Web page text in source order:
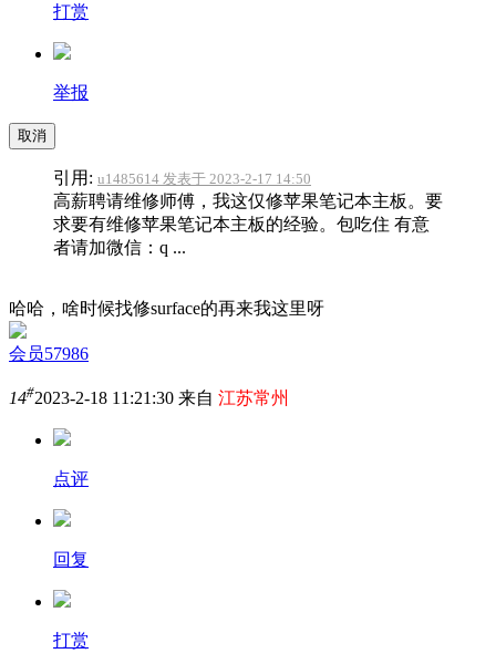
打赏
举报
取消
引用: u1485614 发表于 2023-2-17 14:50
高薪聘请维修师傅，我这仅修苹果笔记本主板。要
求要有维修苹果笔记本主板的经验。包吃住 有意
者请加微信：q ...
哈哈，啥时候找修surface的再来我这里呀
会员57986
14#2023-2-18 11:21:30 来自 江苏常州
点评
回复
打赏